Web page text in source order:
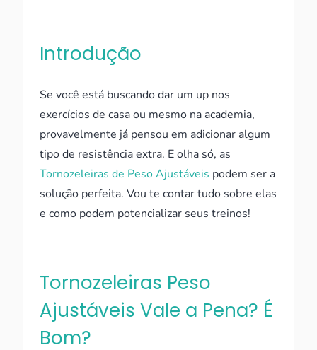
Introdução
Se você está buscando dar um up nos
exercícios de casa ou mesmo na academia,
provavelmente já pensou em adicionar algum
tipo de resistência extra. E olha só, as
Tornozeleiras de Peso Ajustáveis podem ser a
solução perfeita. Vou te contar tudo sobre elas
e como podem potencializar seus treinos!
Tornozeleiras Peso
Ajustáveis Vale a Pena? É
Bom?